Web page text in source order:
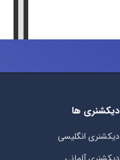
دیکشنری ها
دیکشنری انگلیسی